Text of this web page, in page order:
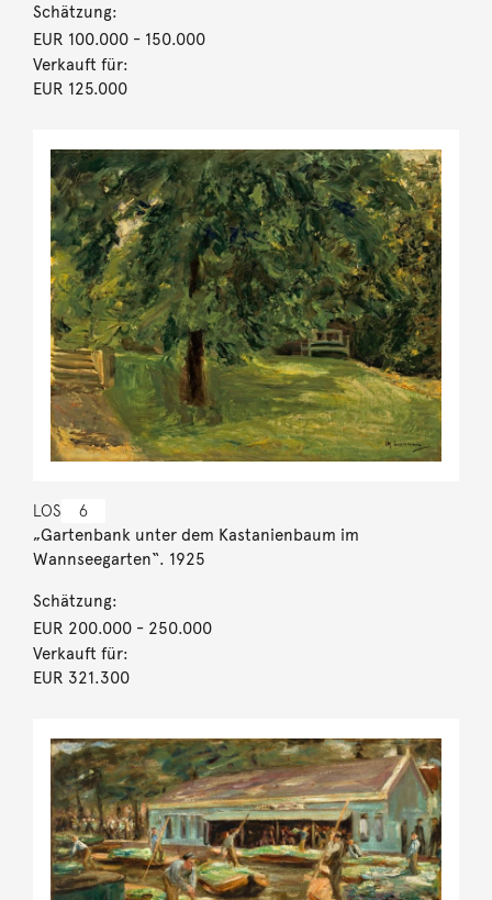
Schätzung:
EUR 100.000- 150.000
Verkauft für:
EUR 125.000
LOS 6
„Gartenbank unter dem Kastanienbaum im
Wannseegarten“. 1925
Schätzung:
EUR 200.000- 250.000
Verkauft für:
EUR 321.300